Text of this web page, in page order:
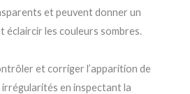
et peuvent donner un
éclaircir les couleurs sombres.
et corriger l’apparition de
en inspectant la